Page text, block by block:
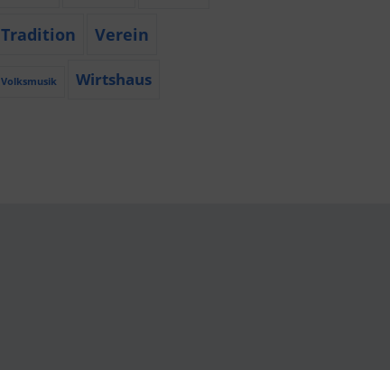
Tradition Verein
Volksmusik Wirtshaus